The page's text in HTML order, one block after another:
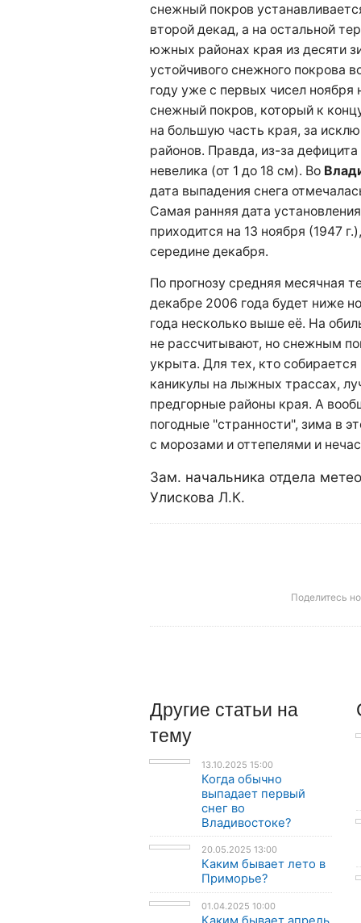
снежный покров
второй декад, а на остальной
южных районах края из десяти
устойчивого снежного покрова
году уже с первых чисел ноября
снежный покров, который к
на большую часть края, за
районов. Правда, из-за
невелика (от 1 до 18 см). Во
дата выпадения снега
Самая ранняя дата
приходится на 13 ноября (1947
середине декабря.
По прогнозу средняя месячная
декабре 2006 года будет ниже
года несколько выше её. На
не рассчитывают, но снежным
укрыта. Для тех, кто
каникулы на лыжных трассах,
предгорные районы края. А
погодные "странности", зима в
с морозами и оттепелями и
Зам. начальника отдела
Улискова Л.К.
Поделитесь
Другие статьи на
тему
13.10.2025 15:00
Когда обычно
выпадает первый
снег во
Владивостоке?
20.05.2025 13:00
Каким бывает лето в
Приморье?
01.04.2025 10:00